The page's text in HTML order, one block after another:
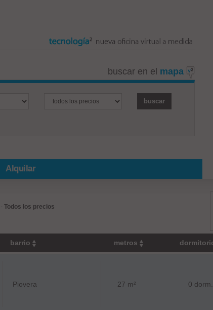
buscar en el mapa
Alquilar
- Todos los precios
barrio metros
Piovera 27 m² 0 dorm.